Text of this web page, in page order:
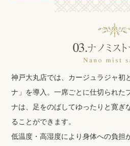
神戸大丸店では、カージュラジャ初
ナ」を導入。一席ごとに仕切られた
ナは、足をのばしてゆったりと寛ぎ
ることができます。
低温度・高湿度により身体への負担